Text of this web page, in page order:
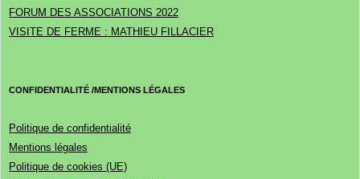
FORUM DES ASSOCIATIONS 2022
VISITE DE FERME : MATHIEU FILLACIER
CONFIDENTIALITÉ /MENTIONS LÉGALES
Politique de confidentialité
Mentions légales
Politique de cookies (UE)